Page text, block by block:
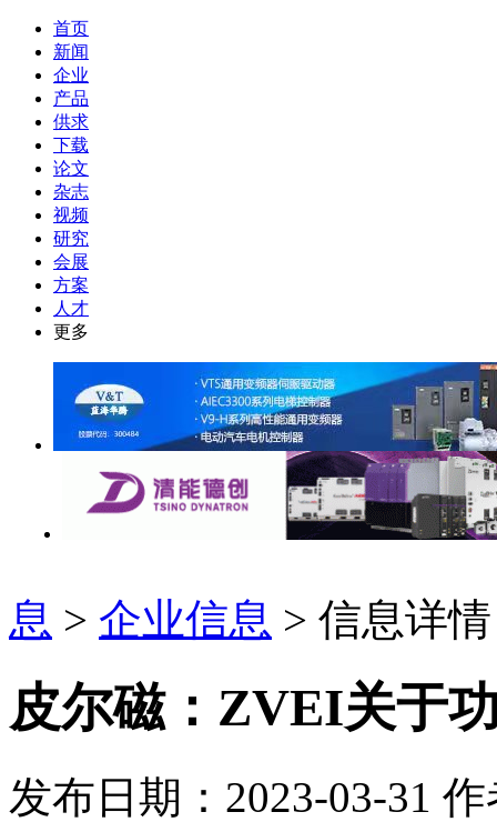
首页
新闻
企业
产品
供求
下载
论文
杂志
视频
研究
会展
方案
人才
更多
息 > 企业信息 > 信息详情
皮尔磁：ZVEI关于
发布日期：2023-03-31 作